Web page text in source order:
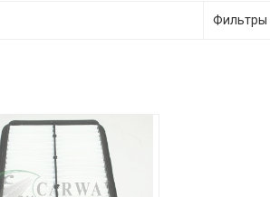
Фильтры